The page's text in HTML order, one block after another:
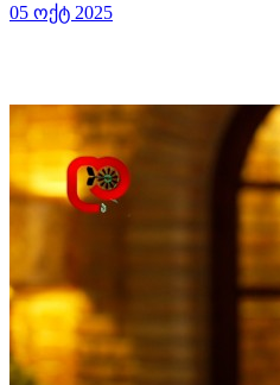
05 ოქტ 2025